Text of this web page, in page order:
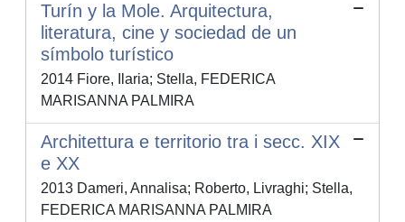
Turín y la Mole. Arquitectura,
literatura, cine y sociedad de un
símbolo turístico
2014 Fiore, Ilaria; Stella, FEDERICA
MARISANNA PALMIRA
Architettura e territorio tra i secc. XIX
e XX
2013 Dameri, Annalisa; Roberto, Livraghi; Stella,
FEDERICA MARISANNA PALMIRA